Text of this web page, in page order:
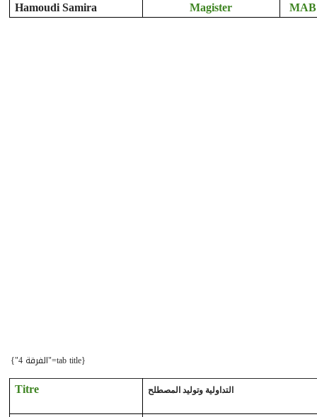
MAB
Magister
Hamoudi Samira
{tab title="الفرقة 4"}
التداولية وتوليد المصطلح Titre